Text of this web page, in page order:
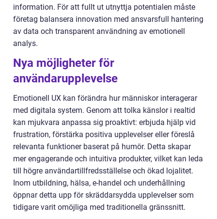
information. För att fullt ut utnyttja potentialen måste
företag balansera innovation med ansvarsfull hantering
av data och transparent användning av emotionell
analys.
Nya möjligheter för
användarupplevelse
Emotionell UX kan förändra hur människor interagerar
med digitala system. Genom att tolka känslor i realtid
kan mjukvara anpassa sig proaktivt: erbjuda hjälp vid
frustration, förstärka positiva upplevelser eller föreslå
relevanta funktioner baserat på humör. Detta skapar
mer engagerande och intuitiva produkter, vilket kan leda
till högre användartillfredsställelse och ökad lojalitet.
Inom utbildning, hälsa, e-handel och underhållning
öppnar detta upp för skräddarsydda upplevelser som
tidigare varit omöjliga med traditionella gränssnitt.